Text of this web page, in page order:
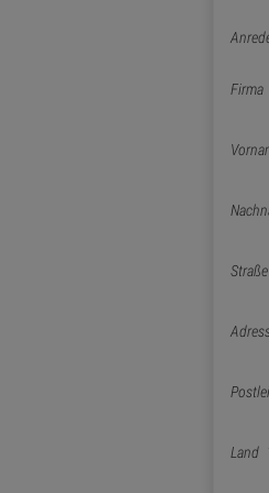
Firma
Straße
Land